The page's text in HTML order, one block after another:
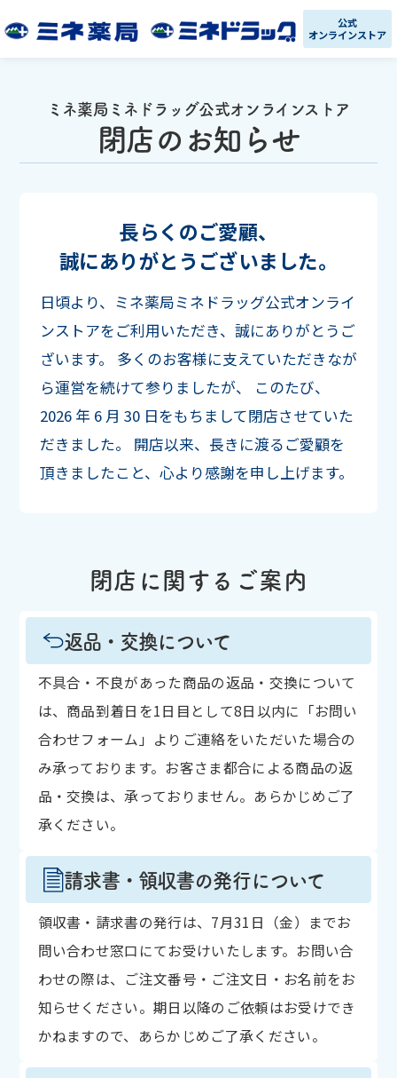
公式
オンラインストア
ミネ薬局ミネドラッグ公式オンラインストア
閉店のお知らせ
長らくのご愛顧、
誠にありがとうございました。
日頃より、ミネ薬局ミネドラッグ公式オンライ
ンストアをご利用いただき、誠にありがとうご
ざいます。
多くのお客様に支えていただきなが
ら運営を続けて参りましたが、
このたび、
2026 年 6 月 30 日をもちまして閉店させていた
だきました。
開店以来、長きに渡るご愛顧を
頂きましたこと、心より感謝を申し上げます。
閉店に関するご案内
返品・交換について
不具合・不良があった商品の返品・交換について
は、商品到着日を1日目として8日以内に「お問い
合わせフォーム」よりご連絡をいただいた場合の
み承っております。お客さま都合による商品の返
品・交換は、承っておりません。あらかじめご了
承ください。
請求書・領収書の発行について
領収書・請求書の発行は、7月31日（金）までお
問い合わせ窓口にてお受けいたします。お問い合
わせの際は、ご注文番号・ご注文日・お名前をお
知らせください。期日以降のご依頼はお受けでき
かねますので、あらかじめご了承ください。